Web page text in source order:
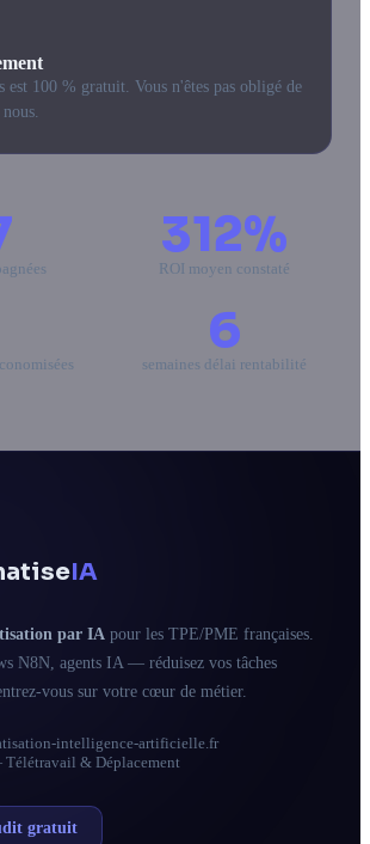
est 100 % gratuit. Vous n'êtes pas obligé de
312%
ROI moyen constaté
6
semaines délai rentabilité
IA
par IA pour les TPE/PME françaises.
N8N, agents IA — réduisez vos tâches
vous sur votre cœur de métier.
intelligence-artificielle.fr
Télétravail & Déplacement
gratuit